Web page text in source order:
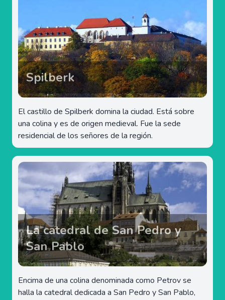
Spilberk
El castillo de Spilberk domina la ciudad. Está sobre
una colina y es de origen medieval. Fue la sede
residencial de los señores de la región.
La catedral de San Pedro y
San Pablo
Encima de una colina denominada como Petrov se
halla la catedral dedicada a San Pedro y San Pablo,